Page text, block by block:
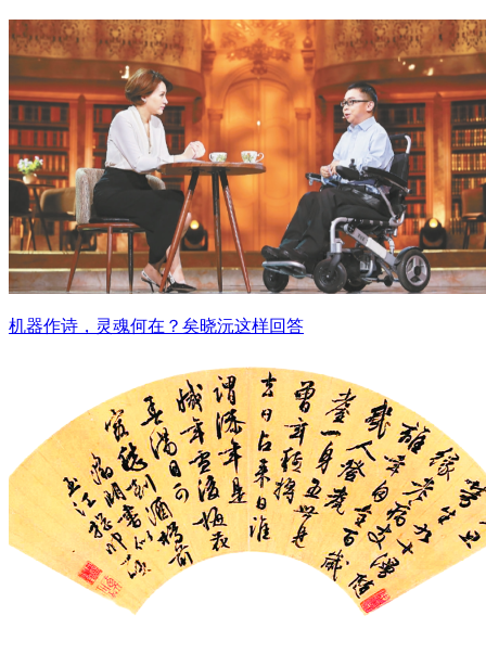
机器作诗，灵魂何在？矣晓沅这样回答